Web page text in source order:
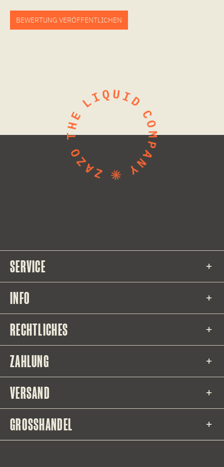
BEWERTUNG VERÖFFENTLICHEN
SERVICE
INFO
RECHTLICHES
ZAHLUNG
VERSAND
GROSSHANDEL